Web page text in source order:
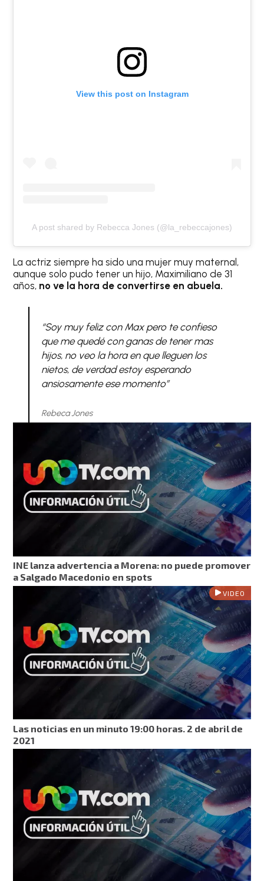
View this post on Instagram
A post shared by Rebecca Jones (@la_rebeccajones)
La actriz siempre ha sido una mujer muy maternal,
aunque solo pudo tener un hijo, Maximiliano de 31
años, no ve la hora de convertirse en abuela.
“Soy muy feliz con Max pero te confieso
que me quedé con ganas de tener mas
hijos, no veo la hora en que lleguen los
nietos, de verdad estoy esperando
ansiosamente ese momento”
Rebeca Jones
INE lanza advertencia a Morena: no puede promover
a Salgado Macedonio en spots
VIDEO
Las noticias en un minuto 19:00 horas. 2 de abril de
2021